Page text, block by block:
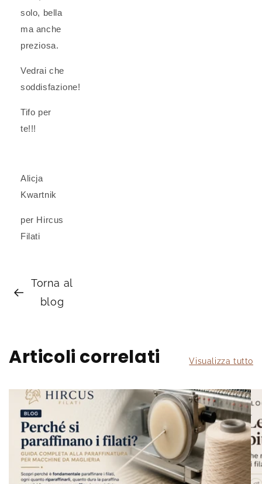
solo, bella
ma anche
preziosa.
Vedrai che
soddisfazione!
Tifo per
te!!!
Alicja
Kwartnik
per Hircus
Filati
Torna al
blog
Articoli correlati Visualizza tutto